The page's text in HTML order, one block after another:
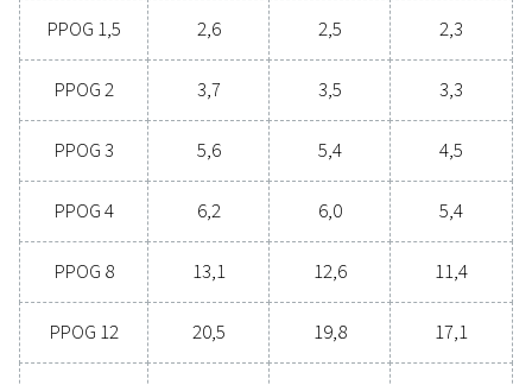
Ventajas de la generación
oxígeno in situ
¿Está pensando en pasar de comprar oxígeno
embotellado a generar su propio oxígeno in situ?
respuesta es sencilla: ¡debería! La generación de
in situ aporta una serie de ventajas, entre las que
incluyen la reducción de costes, el control de los
de pureza, la reducción de las emisiones de
mejora de la seguridad y la eliminación de los
de la cadena de suministro. En todos los